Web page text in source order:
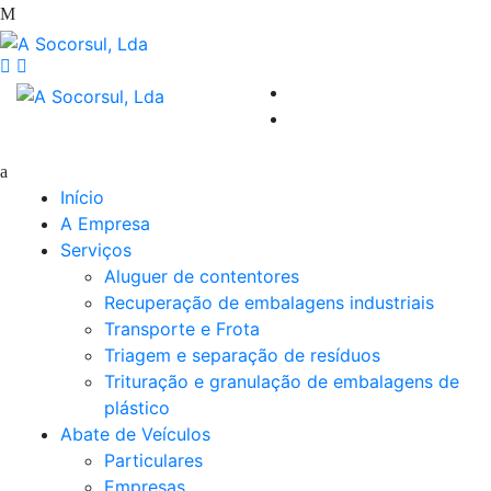
Início
A Empresa
Serviços
Aluguer de contentores
Recuperação de embalagens industriais
Transporte e Frota
Triagem e separação de resíduos
Trituração e granulação de embalagens de
plástico
Abate de Veículos
Particulares
Empresas